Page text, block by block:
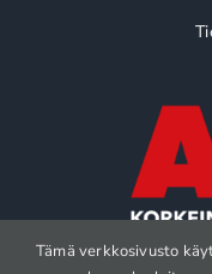
Tämä verkkosivusto